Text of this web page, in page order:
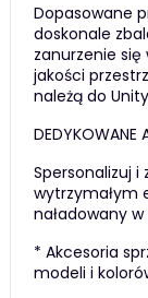
Dopasowane
doskonale
zanurzenie
jakości
należą do
DEDYKOWANE
Spersonalizuj i
wytrzymałym
naładowany
* Akcesoria
modeli i